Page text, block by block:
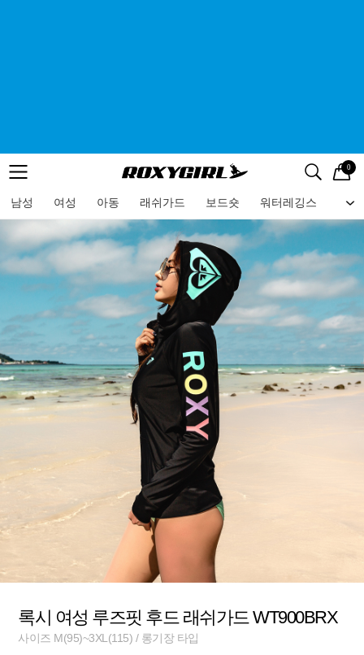
메뉴 검색
로고 0
남성 여성 아동 래쉬가드 보드숏 워터레깅스 비
메뉴
록시 여성 루즈핏 후드 래쉬가드 WT900BRX
사이즈 M(95)~3XL(115) / 롱기장 타입